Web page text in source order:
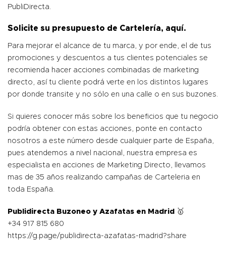
PubliDirecta.
Solicite su presupuesto de Cartelería, aquí.
Para mejorar el alcance de tu marca, y por ende, el de tus
promociones y descuentos a tus clientes potenciales se
recomienda hacer acciones combinadas de marketing
directo , así tu cliente podrá verte en los distintos lugares
por donde transite y no sólo en una calle o en sus buzones.
Si quieres conocer más sobre los beneficios que tu negocio
podría obtener con estas acciones, ponte en contacto
nosotros a este número desde cualquier parte de España,
pues atendemos a nivel nacional, nuestra empresa es
especialista en acciones de Marketing Directo, llevamos
mas de 35 años realizando campañas de Carteleria en
toda España.
Publidirecta Buzoneo y Azafatas en Madrid 🥇
+34 917 815 680
https://g.page/publidirecta-azafatas-madrid?share